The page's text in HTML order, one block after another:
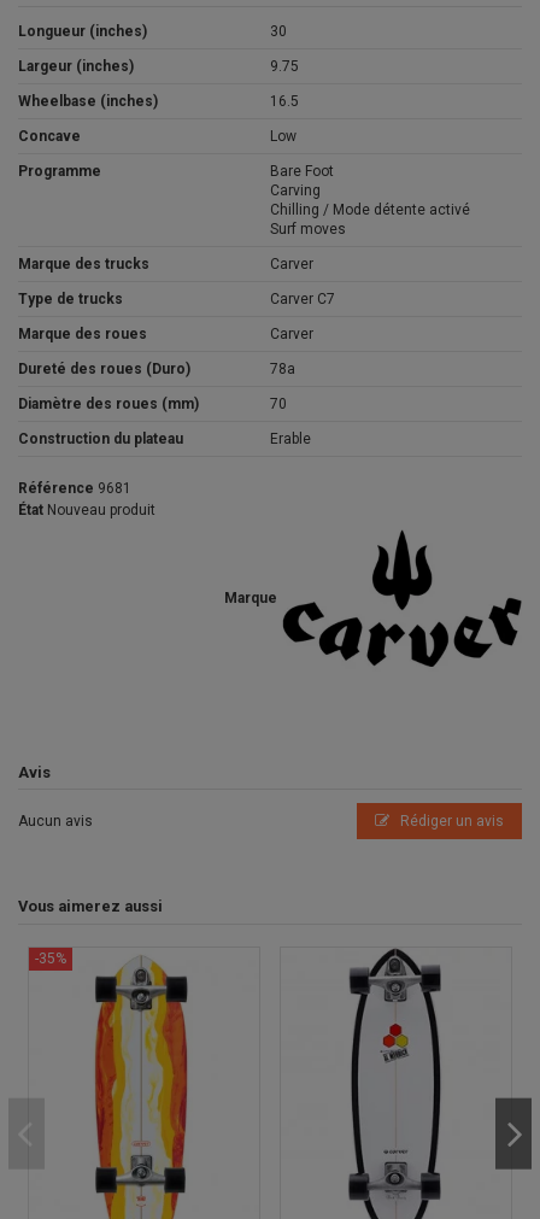
Longueur (inches) 30
Largeur (inches) 9.75
Wheelbase (inches) 16.5
Concave Low
Programme
Bare Foot
Carving
Chilling / Mode détente activé
Surf moves
Marque des trucks Carver
Type de trucks Carver C7
Marque des roues Carver
Dureté des roues (Duro) 78a
Diamètre des roues (mm) 70
Construction du plateau Erable
Marque
Référence 9681
État Nouveau produit
Avis
Aucun avis Rédiger un avis
Vous aimerez aussi
-35%